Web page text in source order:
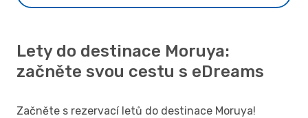
Lety do destinace Moruya:
začněte svou cestu s eDreams
Začněte s rezervací letů do destinace Moruya!